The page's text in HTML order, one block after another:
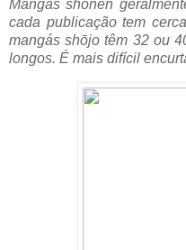
Mangás shonen
cada publicação tem
mangás shōjo têm 32 ou
longos. É mais difícil